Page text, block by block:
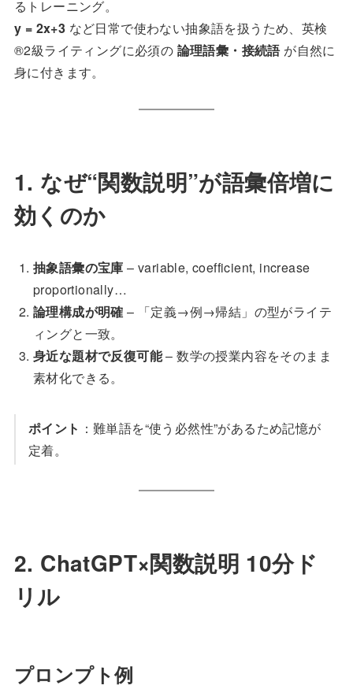
るトレーニング。
y = 2x+3 など日常で使わない抽象語を扱うため、英検
®️2級ライティングに必須の 論理語彙・接続語が自然に
身に付きます。
1. なぜ“関数説明”が語彙倍増に
効くのか
抽象語彙の宝庫 – variable, coefficient, increase
proportionally…
論理構成が明確 – 「定義→例→帰結」の型がライテ
ィングと一致。
身近な題材で反復可能– 数学の授業内容をそのまま
素材化できる。
ポイント ：難単語を“使う必然性”があるため記憶が
定着。
2. ChatGPT×関数説明 10分ド
リル
プロンプト例